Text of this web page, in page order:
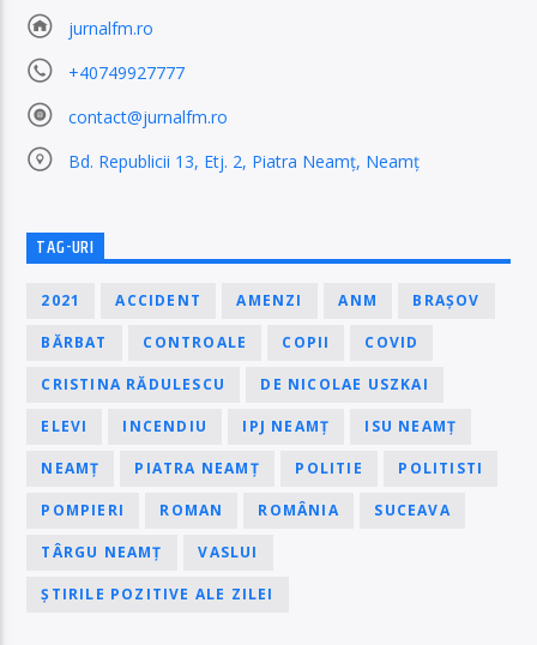
jurnalfm.ro
+40749927777
contact@jurnalfm.ro
Bd. Republicii 13, Etj. 2, Piatra Neamț, Neamț
TAG-URI
2021 ACCIDENT AMENZI ANM BRAȘOV
BĂRBAT CONTROALE COPII COVID
CRISTINA RĂDULESCU DE NICOLAE USZKAI
ELEVI INCENDIU IPJ NEAMȚ ISU NEAMȚ
NEAMȚ PIATRA NEAMȚ POLITIE POLITISTI
POMPIERI ROMAN ROMÂNIA SUCEAVA
TÂRGU NEAMȚ VASLUI
ȘTIRILE POZITIVE ALE ZILEI